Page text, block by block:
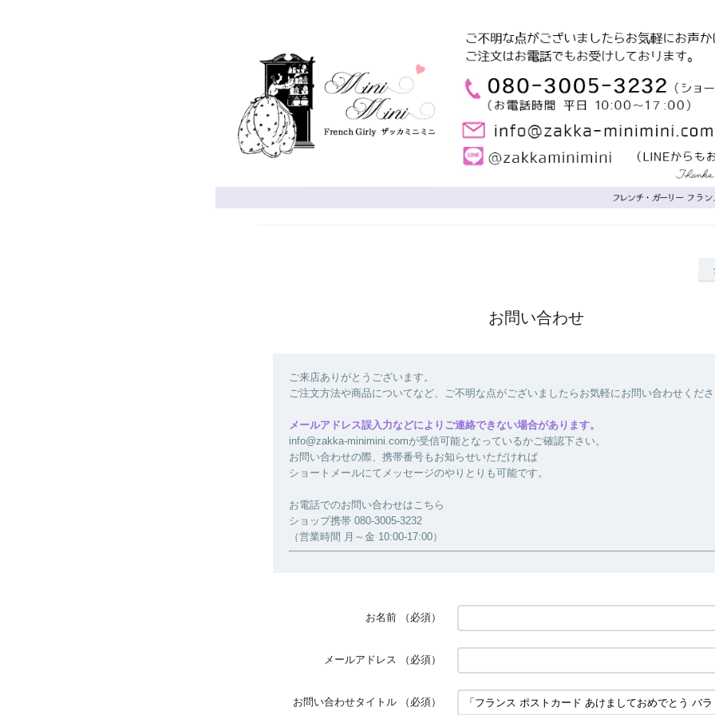
お問い合わせ
ご来店ありがとうございます。
ご注文方法や商品についてなど、ご不明な点がございましたらお気軽にお問い合わせくだ
メールアドレス誤入力などによりご連絡できない場合があります。
info@zakka-minimini.comが受信可能となっているかご確認下さい。
お問い合わせの際、携帯番号もお知らせいただければ
ショートメールにてメッセージのやりとりも可能です。
お電話でのお問い合わせはこちら
ショップ携帯 080-3005-3232
（営業時間 月～金 10:00-17:00）
お名前 （必須）
メールアドレス （必須）
お問い合わせタイトル （必須）